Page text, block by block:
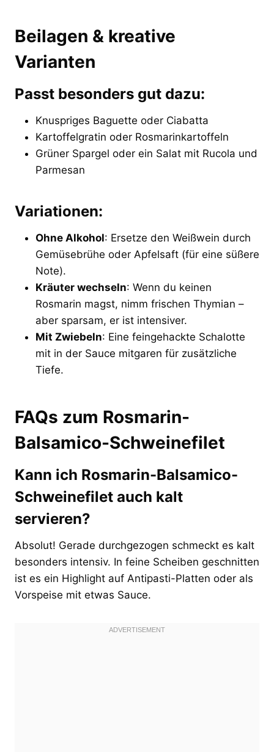
Beilagen & kreative
Varianten
Passt besonders gut dazu:
Knuspriges Baguette oder Ciabatta
Kartoffelgratin oder Rosmarinkartoffeln
Grüner Spargel oder ein Salat mit Rucola und
Parmesan
Variationen:
Ohne Alkohol: Ersetze den Weißwein durch
Gemüsebrühe oder Apfelsaft (für eine süßere
Note).
Kräuter wechseln: Wenn du keinen
Rosmarin magst, nimm frischen Thymian –
aber sparsam, er ist intensiver.
Mit Zwiebeln: Eine feingehackte Schalotte
mit in der Sauce mitgaren für zusätzliche
Tiefe.
FAQs zum Rosmarin-
Balsamico-Schweinefilet
Kann ich Rosmarin-Balsamico-
Schweinefilet auch kalt
servieren?
Absolut! Gerade durchgezogen schmeckt es kalt
besonders intensiv. In feine Scheiben geschnitten
ist es ein Highlight auf Antipasti-Platten oder als
Vorspeise mit etwas Sauce.